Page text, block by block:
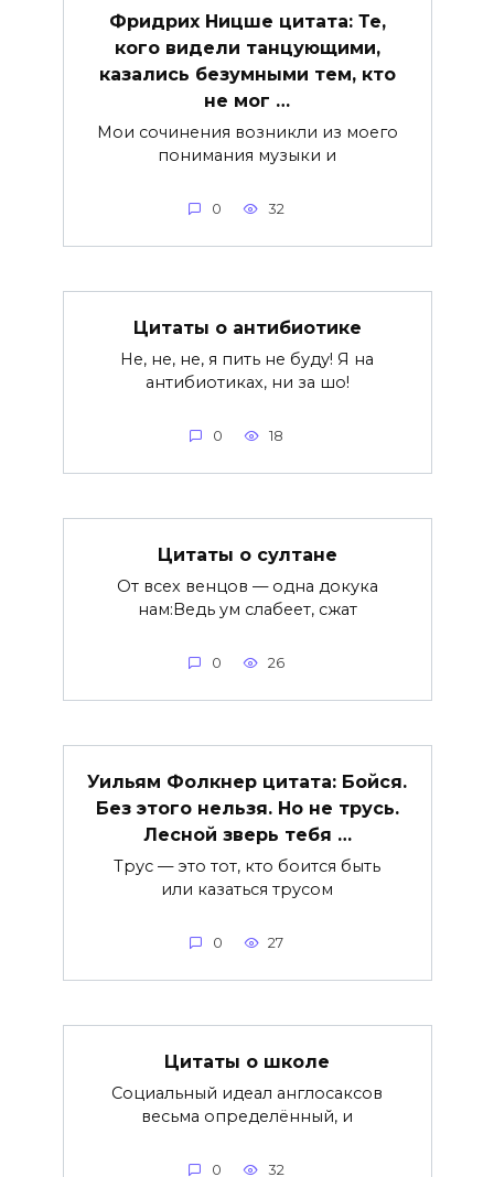
Фридрих Ницше цитата: Те,
кого видели танцующими,
казались безумными тем, кто
не мог …
Мои сочинения возникли из моего
понимания музыки и
0 32
Цитаты о антибиотике
Не, не, не, я пить не буду! Я на
антибиотиках, ни за шо!
0 18
Цитаты о султане
От всех венцов — одна докука
нам:Ведь ум слабеет, сжат
0 26
Уильям Фолкнер цитата: Бойся.
Без этого нельзя. Но не трусь.
Лесной зверь тебя …
Трус — это тот, кто боится быть
или казаться трусом
0 27
Цитаты о школе
Социальный идеал англосаксов
весьма определённый, и
0 32